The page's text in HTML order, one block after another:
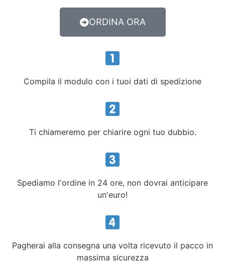
ORDINA ORA
Compila il modulo con i tuoi dati di spedizione
Ti chiameremo per chiarire ogni tuo dubbio.
Spediamo l'ordine in 24 ore, non dovrai anticipare
un'euro!
Pagherai alla consegna una volta ricevuto il pacco in
massima sicurezza